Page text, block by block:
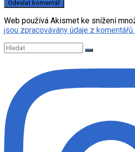
Web používá Akismet ke snížení
jsou zpracovávány údaje z komentářů.